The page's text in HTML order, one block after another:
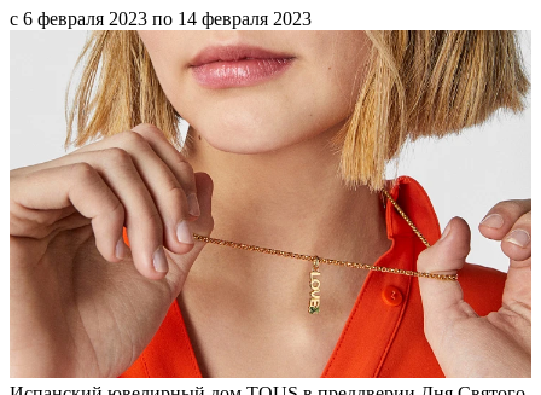
с 6 февраля 2023 по 14 февраля 2023